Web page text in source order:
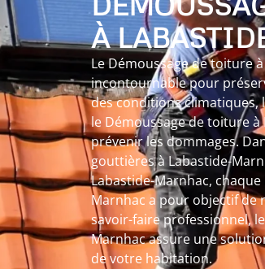
À
Le Démoussage de toiture
incontournable pour
des conditions
le Démoussage de toiture
prévenir les dommages.
gouttières à Labastide-
Labastide-Marnhac,
Marnhac a pour objectif de
savoir-faire professionnel,
Marnhac assure une
de votre habitation.